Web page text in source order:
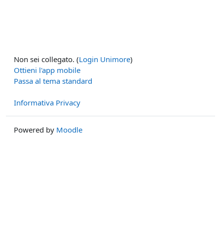
Non sei collegato. (Login Unimore)
Ottieni l'app mobile
Passa al tema standard
Informativa Privacy
Powered by Moodle